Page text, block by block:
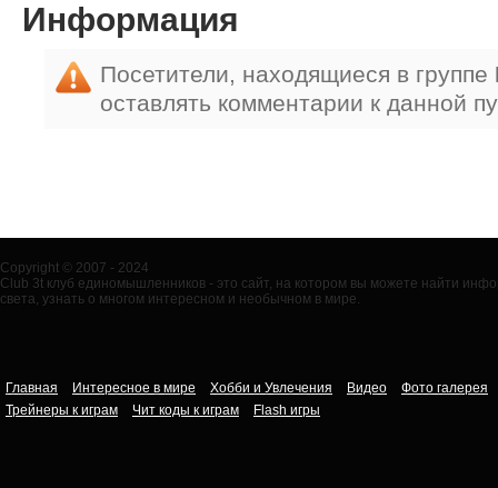
Информация
Посетители, находящиеся в группе
оставлять комментарии к данной
Copyright © 2007 - 2024
Club 3t клуб единомышленников - это сайт, на котором вы можете найти
света, узнать о многом интересном и необычном в мире.
Главная Интересное в мире Хобби и Увлечения Видео
Фото галерея
Трейнеры к играм
Чит коды к играм Flash игры